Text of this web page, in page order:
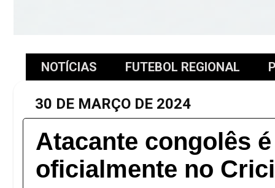
NOTÍCIAS FUTEBOL REGIONAL
30 DE MARÇO DE 2024
Atacante congolês
oficialmente no